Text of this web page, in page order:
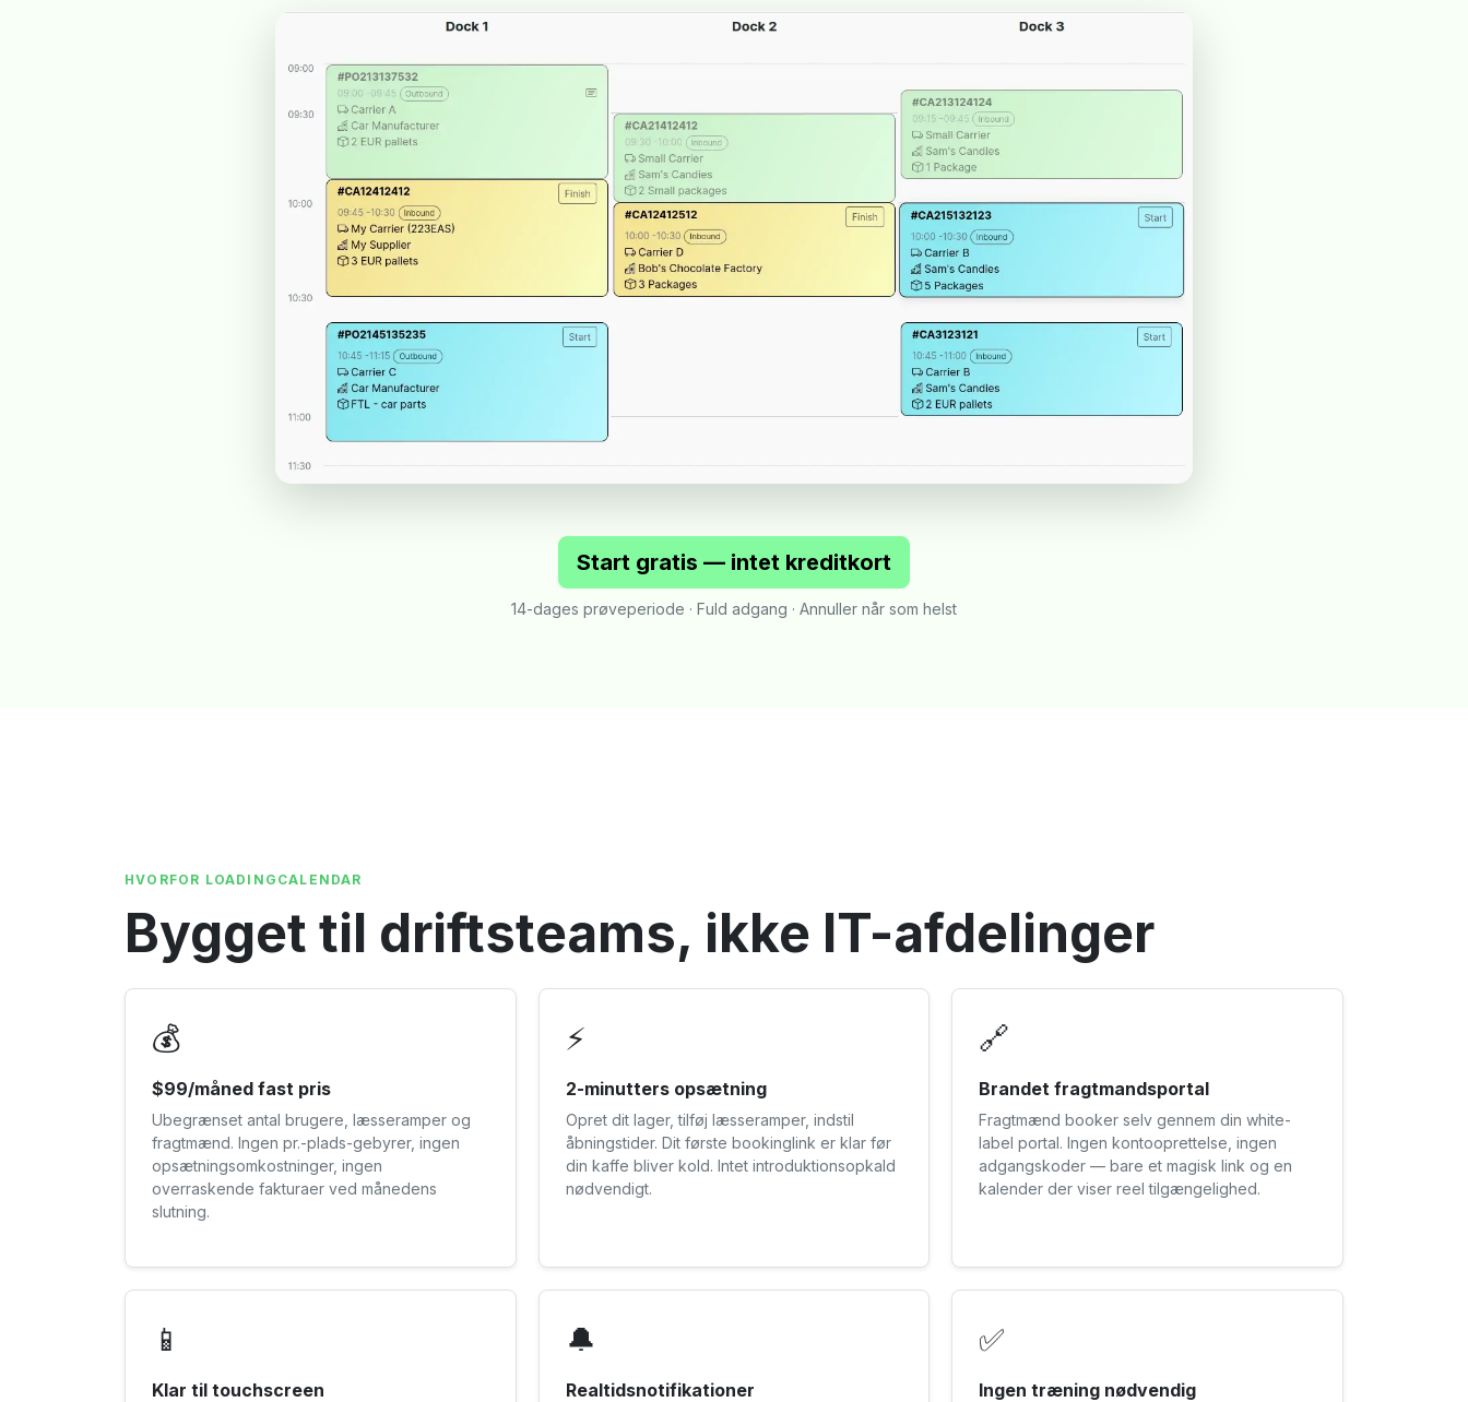
Start gratis — intet kreditkort
14-dages prøveperiode · Fuld adgang · Annuller når som helst
HVORFOR LOADINGCALENDAR
Bygget til driftsteams, ikke IT-afdelinger
💰
$99/måned fast pris
Ubegrænset antal brugere, læsseramper og
fragtmænd. Ingen pr.-plads-gebyrer, ingen
opsætningsomkostninger, ingen
overraskende fakturaer ved månedens
slutning.
⚡
2-minutters opsætning
Opret dit lager, tilføj læsseramper, indstil
åbningstider. Dit første bookinglink er klar før
din kaffe bliver kold. Intet introduktionsopkald
nødvendigt.
🔗
Brandet fragtmandsportal
Fragtmænd booker selv gennem din white-
label portal. Ingen kontooprettelse, ingen
adgangskoder — bare et magisk link og en
kalender der viser reel tilgængelighed.
📱
Klar til touchscreen
🔔
Realtidsnotifikationer
✅
Ingen træning nødvendig